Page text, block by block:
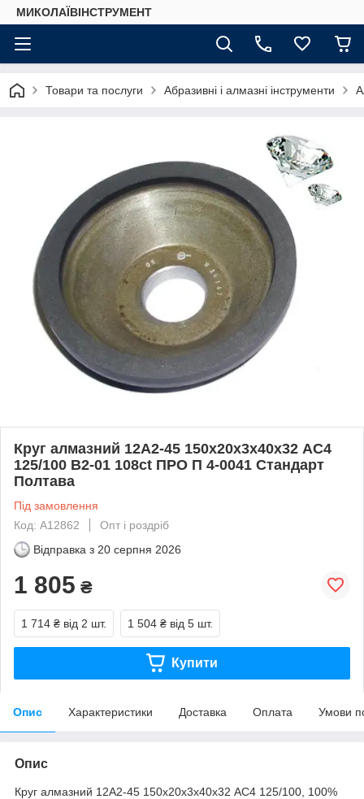
МИКОЛАЇВІНСТРУМЕНТ
Товари та послуги Абразивні і алмазні інструменти
Круг алмазний 12А2-45 150х20х3х40х32 АС4
125/100 В2-01 108ct ПРО П 4-0041 Стандарт
Полтава
Під замовлення
Код: A12862
Опт і роздріб
Відправка з 20 серпня 2026
1 805 ₴
1 714 ₴ від 2 шт. 1 504 ₴ від 5 шт.
Купити
Опис Характеристики Доставка Оплата Умови
Опис
Круг алмазний 12А2-45 150х20х3х40х32 АС4 125/100, 100%